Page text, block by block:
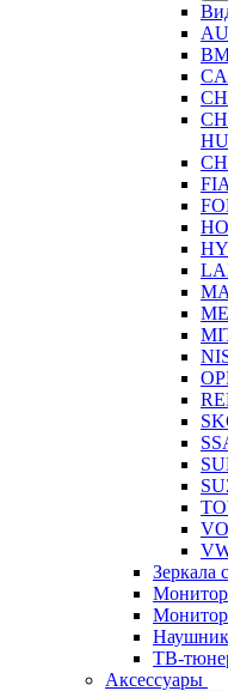
Зеркала
ТВ-
Аксессуары